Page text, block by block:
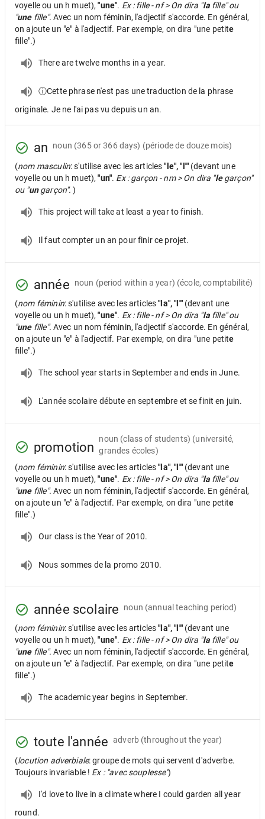
voyelle ou un h muet),"une". Ex : fille - nf > On dira "lafille" ou
"unefille". Avec un nom féminin, l'adjectif s'accorde. En général,
on ajoute un "e" à l'adjectif. Par exemple, on dira "une petite
fille".)
There are twelve months in a year.
ⓘCette phrase n'est pas une traduction de la phrase
originale. Je ne l'ai pas vu depuis un an.
an noun (365 or 366 days) (période de douze mois)
(nom masculin: s'utilise avec les articles"le", "l'" (devant une
voyelle ou un h muet),"un". Ex : garçon - nm > On dira "legarçon"
ou "ungarçon".)
This project will take at least a year to finish.
Il faut compter un an pour finir ce projet.
année noun (period within a year) (école, comptabilité)
(nom féminin: s'utilise avec les articles"la", "l'" (devant une
voyelle ou un h muet),"une". Ex : fille - nf > On dira "lafille" ou
"unefille". Avec un nom féminin, l'adjectif s'accorde. En général,
on ajoute un "e" à l'adjectif. Par exemple, on dira "une petite
fille".)
The school year starts in September and ends in June.
L'année scolaire débute en septembre et se finit en juin.
promotion
noun (class of students) (université,
grandes écoles)
(nom féminin: s'utilise avec les articles"la", "l'" (devant une
voyelle ou un h muet),"une". Ex : fille - nf > On dira "lafille" ou
"unefille". Avec un nom féminin, l'adjectif s'accorde. En général,
on ajoute un "e" à l'adjectif. Par exemple, on dira "une petite
fille".)
Our class is the Year of 2010.
Nous sommes de la promo 2010.
année scolaire noun (annual teaching period)
(nom féminin: s'utilise avec les articles"la", "l'" (devant une
voyelle ou un h muet),"une". Ex : fille - nf > On dira "lafille" ou
"unefille". Avec un nom féminin, l'adjectif s'accorde. En général,
on ajoute un "e" à l'adjectif. Par exemple, on dira "une petite
fille".)
The academic year begins in September.
toute l'année adverb (throughout the year)
(locution adverbiale: groupe de mots qui servent d'adverbe.
Toujours invariable ! Ex : "avec souplesse")
I'd love to live in a climate where I could garden all year
round.